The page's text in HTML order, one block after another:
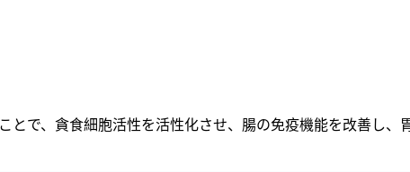
で、貪食細胞活性を活性化させ、腸の免疫機能を改善し、